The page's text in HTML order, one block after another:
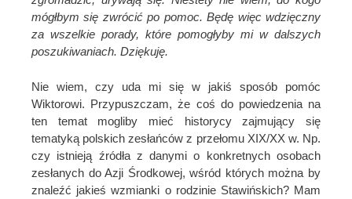
mógłbym się zwrócić po pomoc. Będę więc wdzięczny
za wszelkie porady, które pomogłyby mi w dalszych
poszukiwaniach. Dziękuję.
Nie wiem, czy uda mi się w jakiś sposób pomóc
Wiktorowi. Przypuszczam, że coś do powiedzenia na
ten temat mogliby mieć historycy zajmujący się
tematyką polskich zesłańców z przełomu XIX/XX w. Np.
czy istnieją źródła z danymi o konkretnych osobach
zesłanych do Azji Środkowej, wśród których można by
znaleźć jakieś wzmianki o rodzinie Stawińskich? Mam